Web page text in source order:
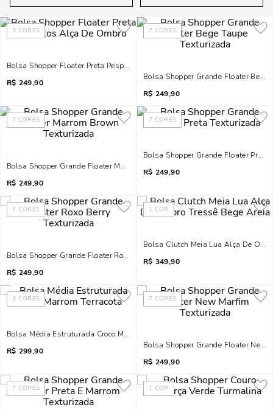
3 CORES
Bolsa Shopper Floater Preta Pespontos Alça De Ombro
R$ 249,90
7 CORES
Bolsa Shopper Grande Floater Bege
R$ 249,90
7 CORES
Bolsa Shopper Grande Floater Marrom Brown Texturizada
R$ 249,90
7 CORES
Bolsa Shopper Grande Floater Preta
R$ 249,90
7 CORES
Bolsa Shopper Grande Floater Roxo Berry Texturizada
R$ 249,90
1 COR
Bolsa Clutch Meia Lua Alça De
R$ 349,90
3 CORES
Bolsa Média Estruturada Croco Marrom Terracota
R$ 299,90
7 CORES
Bolsa Shopper Grande Floater New
R$ 249,90
7 CORES 1 COR